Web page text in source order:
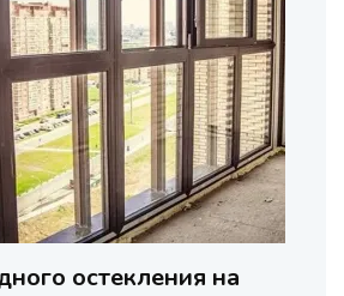
остекления на